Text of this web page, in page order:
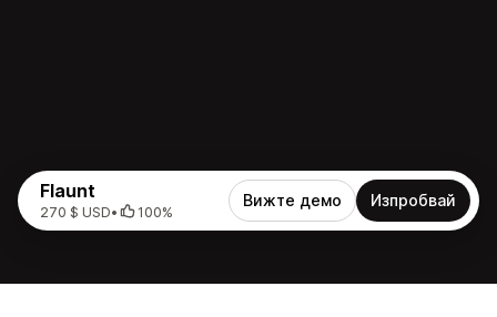
Flaunt
270 $ USD• 100%
Вижте демо Изпробвай